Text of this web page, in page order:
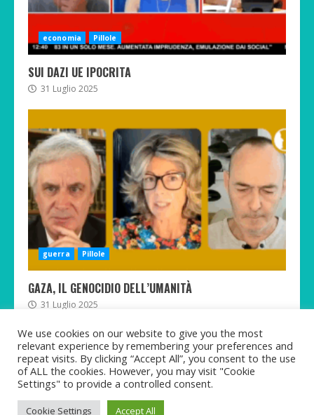
economia Pillole
SUI DAZI UE IPOCRITA
31 Luglio 2025
guerra Pillole
GAZA, IL GENOCIDIO DELL’UMANITÀ
31 Luglio 2025
TwitterTelegramFacebookInstagram
RumbleTikTok
Copyright © Martina Pastorelli 2021-2025 All rights
We use cookies on our website to give you the most
relevant experience by remembering your preferences and
repeat visits. By clicking “Accept All”, you consent to the use
of ALL the cookies. However, you may visit "Cookie
Settings" to provide a controlled consent.
Cookie Settings Accept All